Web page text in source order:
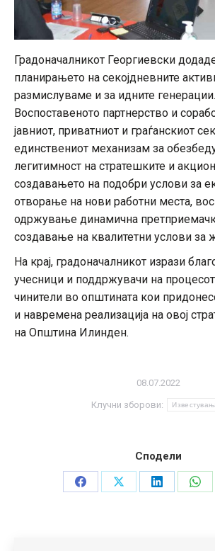
Градоначалникот Георгиевски
планирањето на секојдневните
размислуваме и за идните генерации.
Воспоставеното партнерство и
јавниот, приватниот и граѓанскиот
единствениот механизам за
легитимност на стратешките и
создавањето на подобри услови за
отворање на нови работни места,
одржувањe динамична
создавање на квалитетни услови за
На крај, градоначалникот изрази
учесници и поддржувачи на
чинители во општината кои
и навремена реализација на овој
на Општина Илинден.
08.07.2022
Клучни зборови:
Сподели
Share
Share
Share